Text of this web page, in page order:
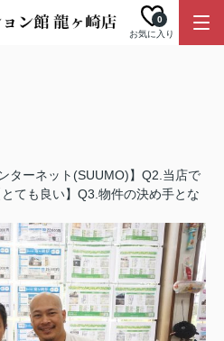
お気に入り
0
ターネット(SUUMO)】Q2.当店で
ても良い】Q3.物件の決め手とな